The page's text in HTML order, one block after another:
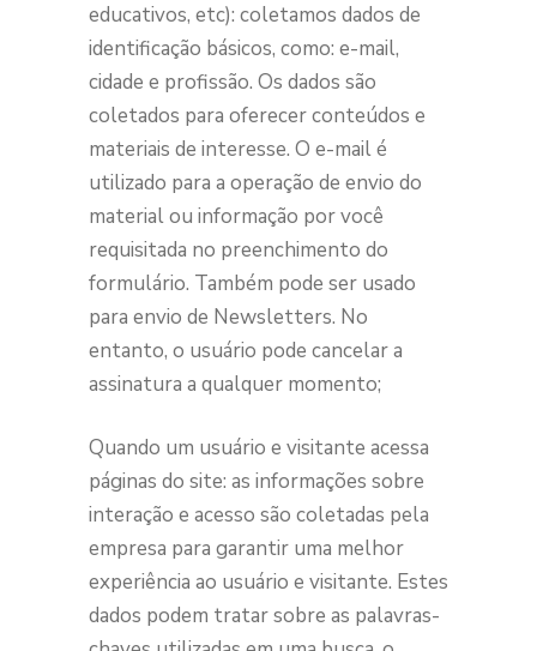
educativos, etc): coletamos dados de
identificação básicos, como: e-mail,
cidade e profissão. Os dados são
coletados para oferecer conteúdos e
materiais de interesse. O e-mail é
utilizado para a operação de envio do
material ou informação por você
requisitada no preenchimento do
formulário. Também pode ser usado
para envio de Newsletters. No
entanto, o usuário pode cancelar a
assinatura a qualquer momento;
Quando um usuário e visitante acessa
páginas do site: as informações sobre
interação e acesso são coletadas pela
empresa para garantir uma melhor
experiência ao usuário e visitante. Estes
dados podem tratar sobre as palavras-